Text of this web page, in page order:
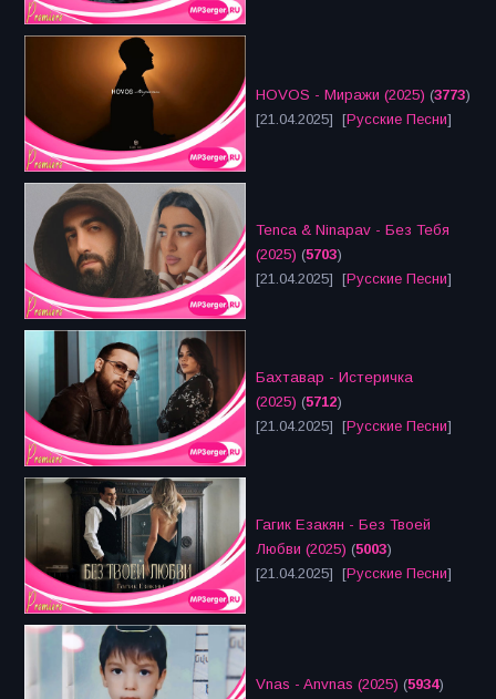
HOVOS - Миражи (2025) (3773)
[21.04.2025] [Русские Песни]
Tenca & Ninapav - Без Тебя
(2025) (5703)
[21.04.2025] [Русские Песни]
Бахтавар - Истеричка
(2025) (5712)
[21.04.2025] [Русские Песни]
Гагик Езакян - Без Твоей
Любви (2025) (5003)
[21.04.2025] [Русские Песни]
Vnas - Anvnas (2025) (5934)